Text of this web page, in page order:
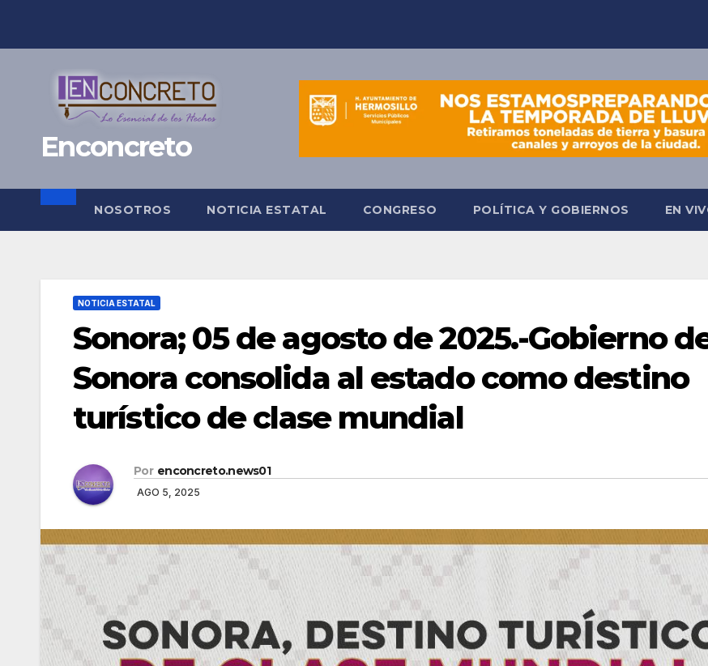
Enconcreto
NOSOTROS NOTICIA ESTATAL CONGRESO POLÍTICA Y GOBIERNOS EN
NOTICIA ESTATAL
Sonora; 05 de agosto de 2025.-Gobierno
Sonora consolida al estado como destino
turístico de clase mundial
Por enconcreto.news01
AGO 5, 2025